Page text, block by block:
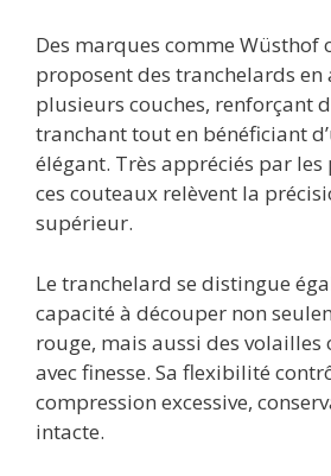
Des marques comme Wüsthof
proposent des tranchelards en
plusieurs couches, renforçant
tranchant tout en bénéficiant
élégant. Très appréciés par les
ces couteaux relèvent la
supérieur.
Le tranchelard se distingue
capacité à découper non
rouge, mais aussi des volailles
avec finesse. Sa flexibilité
compression excessive,
intacte.